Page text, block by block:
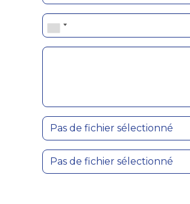
Pas de fichier sélectionné
Pas de fichier sélectionné